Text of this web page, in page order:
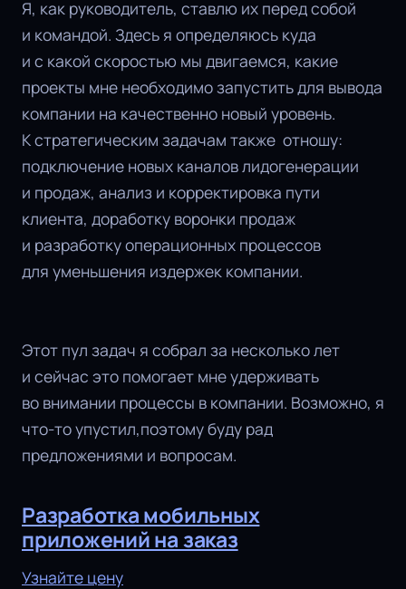
Я, как руководитель, ставлю их перед собой
и командой. Здесь я определяюсь куда
и с какой скоростью мы двигаемся, какие
проекты мне необходимо запустить для вывода
компании на качественно новый уровень.
К стратегическим задачам также отношу:
подключение новых каналов лидогенерации
и продаж, анализ и корректировка пути
клиента, доработку воронки продаж
и разработку операционных процессов
для уменьшения издержек компании.
Этот пул задач я собрал за несколько лет
и сейчас это помогает мне удерживать
во внимании процессы в компании. Возможно, я
что-то упустил,поэтому буду рад
предложениями и вопросам.
Разработка мобильных
приложений на заказ
Узнайте цену